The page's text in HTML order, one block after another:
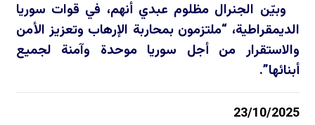
وبيّن الجنرال مظلوم عبدي أنهم، في قوات سوريا
الديمقراطية، “ملتزمون بمحاربة الإرهاب وتعزيز الأمن
والاستقرار من أجل سوريا موحدة وآمنة لجميع
أبنائها”.
23/10/2025